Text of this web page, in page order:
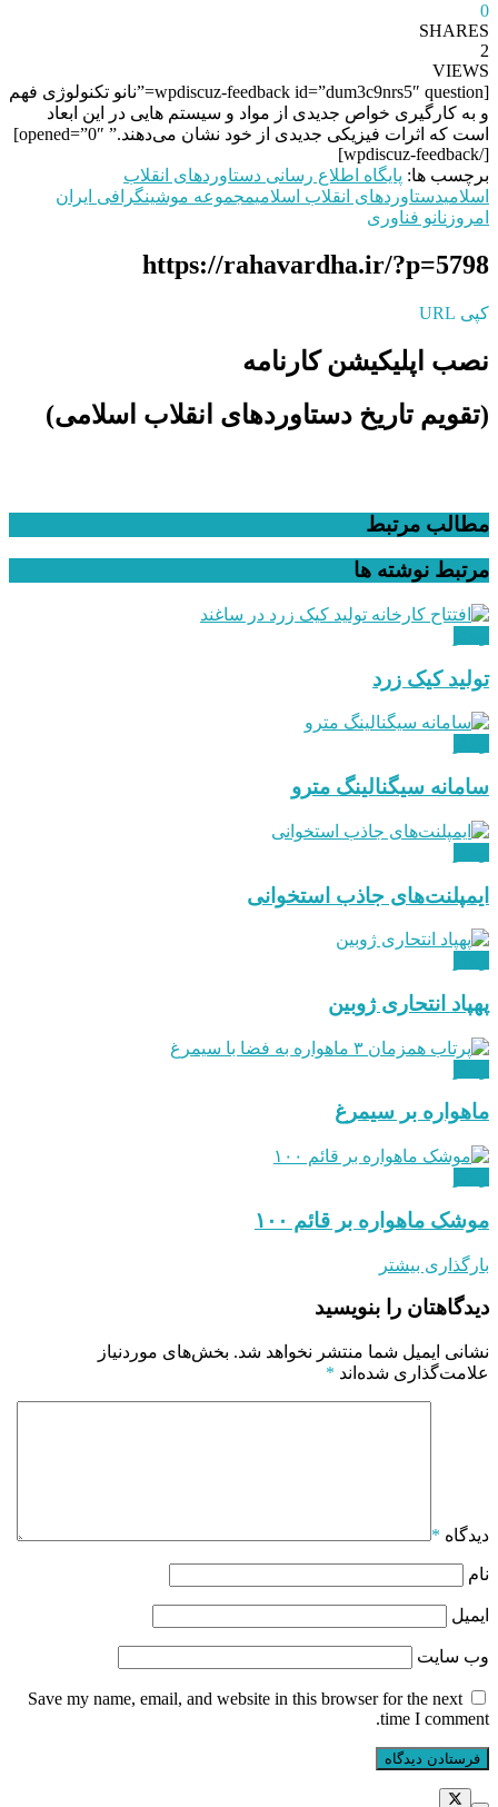
0
SHARES
2
VIEWS
[wpdiscuz-feedback id=”dum3c9nrs5″ question=”نانو تکنولوژی فهم
و به کارگیری خواص جدیدی از مواد و سیستم هایی در این ابعاد
است که اثرات فیزیکی جدیدی از خود نشان می‌دهند.” opened=”0″]
[/wpdiscuz-feedback]
برچسب ها: پایگاه اطلاع رسانی دستاوردهای انقلاب
اسلامیدستاوردهای انقلاب اسلامیمجموعه موشینگرافی ایران
امروز نانو فناوری
https://rahavardha.ir/?p=5798
کپی URL
نصب اپلیکیشن کارنامه
(تقویم تاریخ دستاوردهای انقلاب اسلامی​)
مطالب مرتبط
مرتبط نوشته ها
تولید کیک زرد
سامانه سیگنالینگ مترو
ایمپلنت‌های جاذب استخوانی
پهپاد انتحاری ژوبین
ماهواره بر سیمرغ
موشک ماهواره بر قائم ۱۰۰
بارگذاری بیشتر
دیدگاهتان را بنویسید
نشانی ایمیل شما منتشر نخواهد شد. بخش‌های موردنیاز
علامت‌گذاری شده‌اند *
دیدگاه *
نام
ایمیل
وب‌ سایت
Save my name, email, and website in this browser for the next
time I comment.